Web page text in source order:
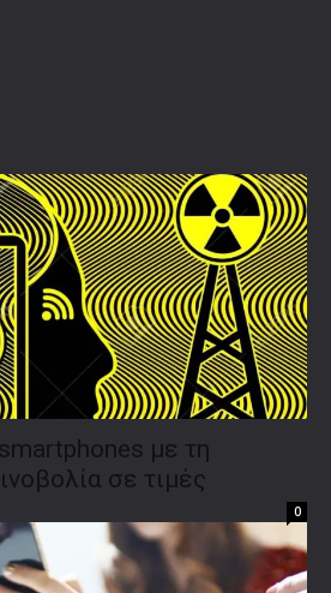
με τη
σε τιμές
0